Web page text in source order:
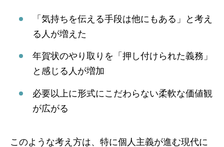
「気持ちを伝える手段は他にもある」と考え
る人が増えた
年賀状のやり取りを「押し付けられた義務」
と感じる人が増加
必要以上に形式にこだわらない柔軟な価値観
が広がる
このような考え方は、特に個人主義が進む現代に